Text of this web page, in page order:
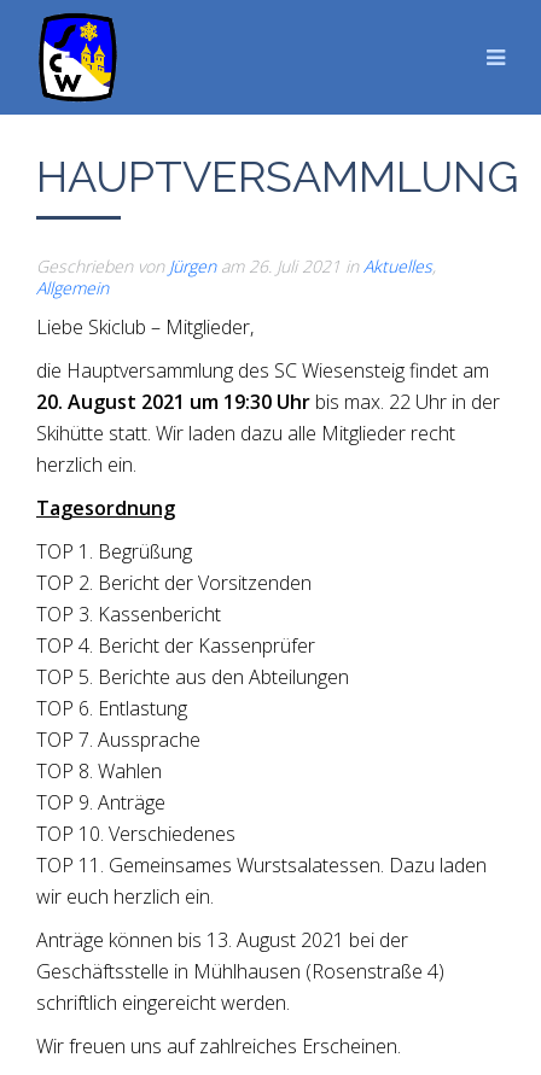
HAUPTVERSAMMLUNG
Geschrieben von Jürgenam 26. Juli 2021 inAktuelles,
Allgemein
Liebe Skiclub – Mitglieder,
die Hauptversammlung des SC Wiesensteig findet am
20. August 2021 um 19:30 Uhr bis max. 22 Uhr in der
Skihütte statt. Wir laden dazu alle Mitglieder recht
herzlich ein.
Tagesordnung
TOP 1. Begrüßung
TOP 2. Bericht der Vorsitzenden
TOP 3. Kassenbericht
TOP 4. Bericht der Kassenprüfer
TOP 5. Berichte aus den Abteilungen
TOP 6. Entlastung
TOP 7. Aussprache
TOP 8. Wahlen
TOP 9. Anträge
TOP 10. Verschiedenes
TOP 11. Gemeinsames Wurstsalatessen. Dazu laden
wir euch herzlich ein.
Anträge können bis 13. August 2021 bei der
Geschäftsstelle in Mühlhausen (Rosenstraße 4)
schriftlich eingereicht werden.
Wir freuen uns auf zahlreiches Erscheinen.